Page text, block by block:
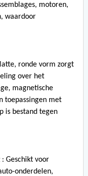
motoren,
waardoor
ronde vorm zorgt
over het
magnetische
toepassingen met
is bestand tegen
: Geschikt voor
onderdelen,